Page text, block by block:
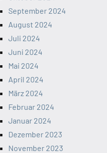
September 2024
August 2024
Juli 2024
Juni 2024
Mai 2024
April 2024
März 2024
Februar 2024
Januar 2024
Dezember 2023
November 2023